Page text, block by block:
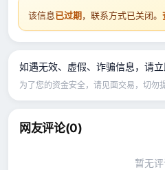
该信息已过期，联系方式已关闭。
如遇无效、虚假、诈骗信息，请
为了您的资金安全，请见面交易，切勿
网友评论(0)
暂无